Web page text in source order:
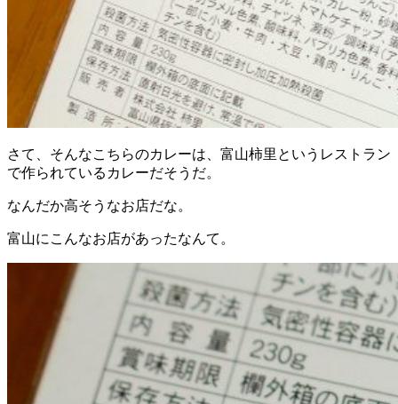
さて、そんなこちらのカレーは、富山柿里というレストラン
で作られているカレーだそうだ。
なんだか高そうなお店だな。
富山にこんなお店があったなんて。